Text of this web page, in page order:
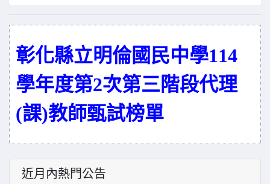
彰化縣立明倫國民中學114
學年度第2次第三階段代理
(課)教師甄試榜單
近月內熱門公告